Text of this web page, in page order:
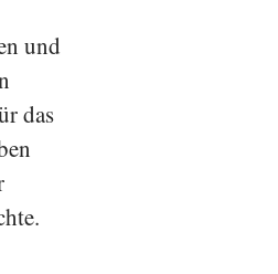
und
das